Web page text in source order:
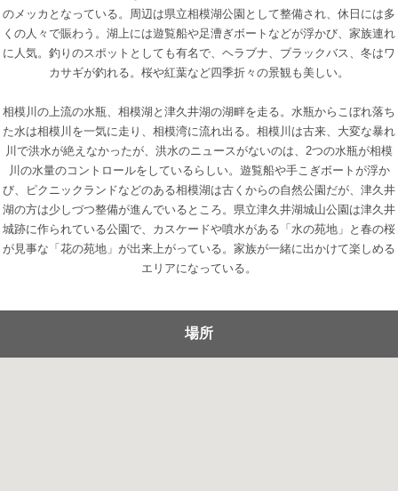
のメッカとなっている。周辺は県立相模湖公園として整備され、休日には多
くの人々で賑わう。湖上には遊覧船や足漕ぎボートなどが浮かび、家族連れ
に人気。釣りのスポットとしても有名で、ヘラブナ、ブラックバス、冬はワ
カサギが釣れる。桜や紅葉など四季折々の景観も美しい。
相模川の上流の水瓶、相模湖と津久井湖の湖畔を走る。水瓶からこぼれ落ち
た水は相模川を一気に走り、相模湾に流れ出る。相模川は古来、大変な暴れ
川で洪水が絶えなかったが、洪水のニュースがないのは、2つの水瓶が相模
川の水量のコントロールをしているらしい。遊覧船や手こぎボートが浮か
び、ピクニックランドなどのある相模湖は古くからの自然公園だが、津久井
湖の方は少しづつ整備が進んでいるところ。県立津久井湖城山公園は津久井
城跡に作られている公園で、カスケードや噴水がある「水の苑地」と春の桜
が見事な「花の苑地」が出来上がっている。家族が一緒に出かけて楽しめる
エリアになっている。
場所